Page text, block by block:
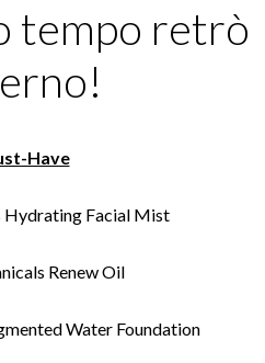
tempo retrò
Have
Hydrating Facial Mist
Renew Oil
Water Foundation